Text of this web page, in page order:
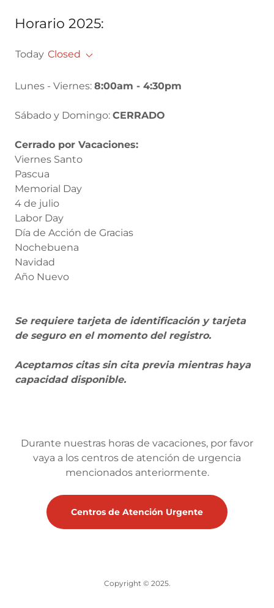
Horario 2025:
Today Closed
Lunes - Viernes: 8:00am - 4:30pm
Sábado y Domingo: CERRADO
Cerrado por Vacaciones:
Viernes Santo
Pascua
Memorial Day
4 de julio
Labor Day
Día de Acción de Gracias
Nochebuena
Navidad
Año Nuevo
Se requiere tarjeta de identificación y tarjeta
de seguro en el momento del registro.
Aceptamos citas sin cita previa mientras haya
capacidad disponible.
Durante nuestras horas de vacaciones, por favor
vaya a los centros de atención de urgencia
mencionados anteriormente.
Centros de Atención Urgente
Copyright © 2025.